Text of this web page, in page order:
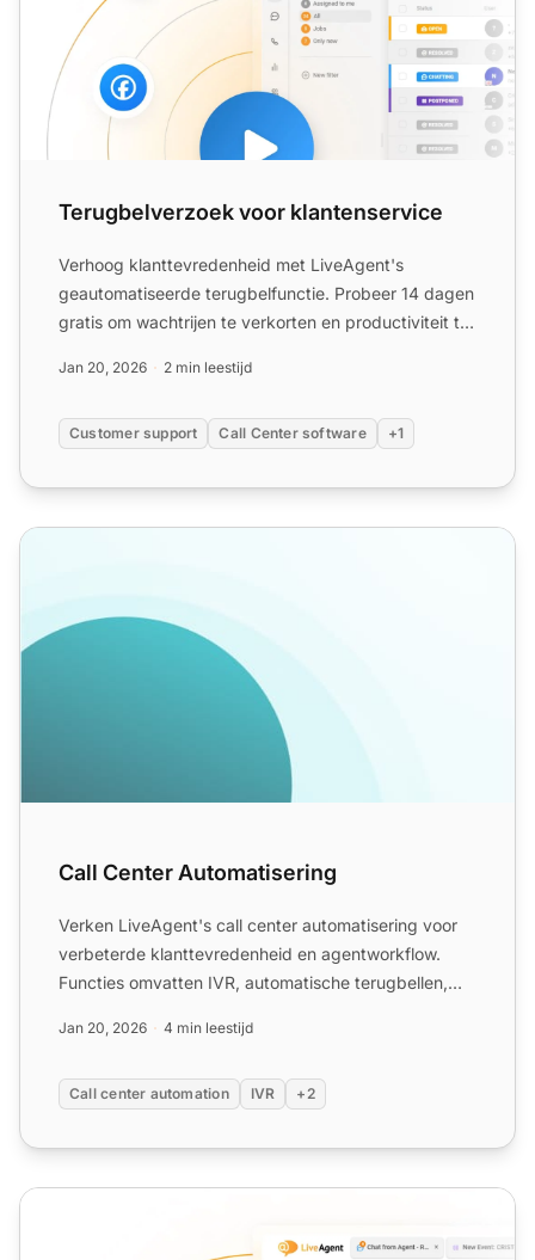
Terugbelverzoek voor klantenservice
Verhoog klanttevredenheid met LiveAgent's
geautomatiseerde terugbelfunctie. Probeer 14 dagen
gratis om wachtrijen te verkorten en productiviteit te
Jan 20, 2026 2 min leestijd
Customer support Call Center software +1
Call Center Automatisering
Call Center Automatisering
Verken LiveAgent's call center automatisering voor
verbeterde klanttevredenheid en agentworkflow.
Functies omvatten IVR, automatische terugbellen,
Jan 20, 2026 4 min leestijd
Call center automation IVR +2
Geautomatiseerde belsystemen